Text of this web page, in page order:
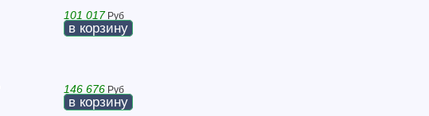
101 017 Руб
в корзину
146 676 Руб
в корзину